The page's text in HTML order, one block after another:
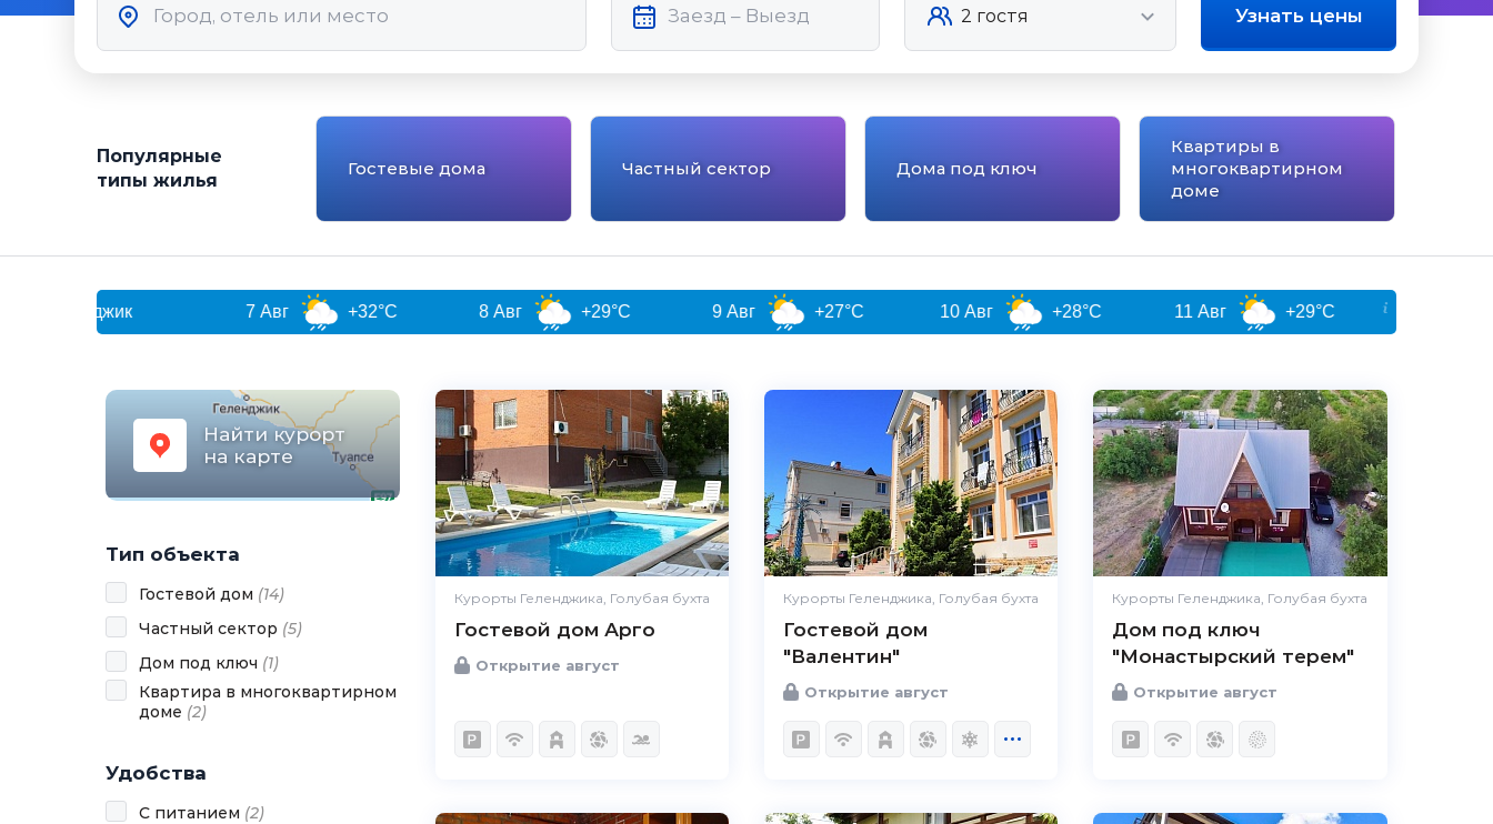
Узнать цены
Популярные
типы жилья
Гостевые дома Частный сектор Дома под ключ
Квартиры в
многоквартирном
доме
7 Авг +32°C 8 Авг +29°C 9 Авг +27°C 10 Авг +28°C 11 Авг +29°C 12 Авг
Найти курорт
на карте
Тип объекта
Гостевой дом (14)
Частный сектор (5)
Дом под ключ (1)
Квартира в многоквартирном
доме (2)
Удобства
С питанием (2)
Курорты Геленджика, Голубая бухта
Гостевой дом Арго
Открытие август
Курорты Геленджика, Голубая бухта
Гостевой дом
"Валентин"
Открытие август
Курорты Геленджика, Голубая бухта
Дом под ключ
"Монастырский терем"
Открытие август